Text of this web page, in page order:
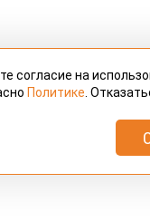
согласие на
Политике .